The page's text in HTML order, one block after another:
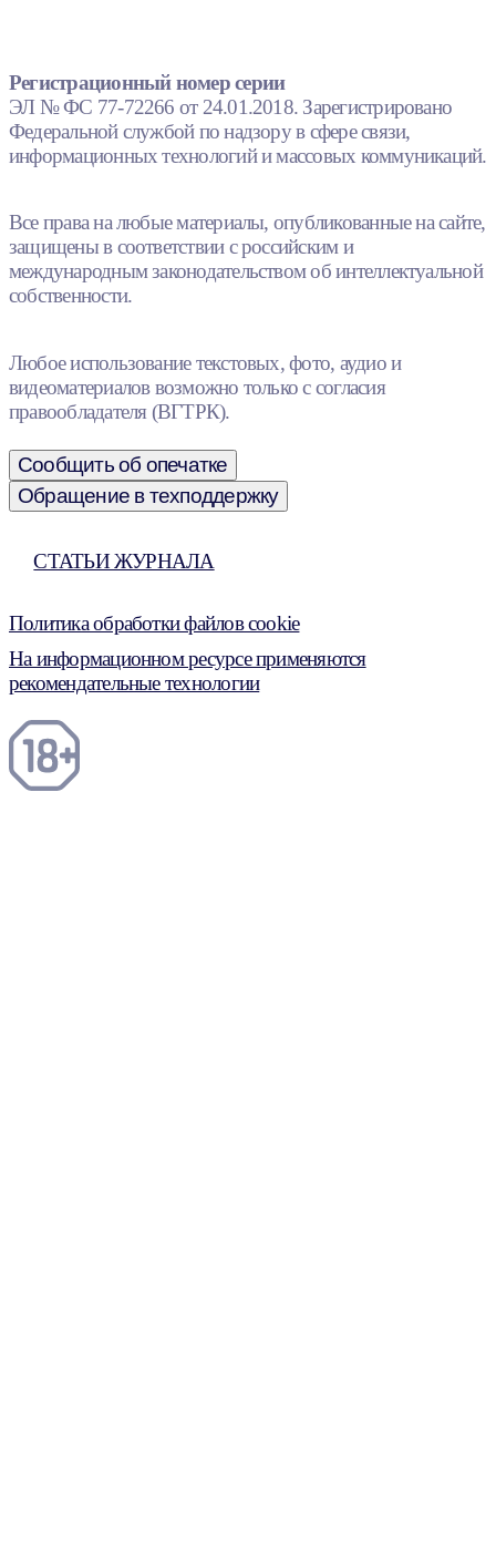
Регистрационный номер серии
ЭЛ № ФС 77-72266 от 24.01.2018. Зарегистрировано
Федеральной службой по надзору в сфере связи,
информационных технологий и массовых коммуникаций.
Все права на любые материалы, опубликованные на сайте,
защищены в соответствии с российским и
международным законодательством об интеллектуальной
собственности.
Любое использование текстовых, фото, аудио и
видеоматериалов возможно только с согласия
правообладателя (ВГТРК).
Сообщить об опечатке
Обращение в техподдержку
СТАТЬИ ЖУРНАЛА
Политика обработки файлов cookie
На информационном ресурсе применяются
рекомендательные технологии